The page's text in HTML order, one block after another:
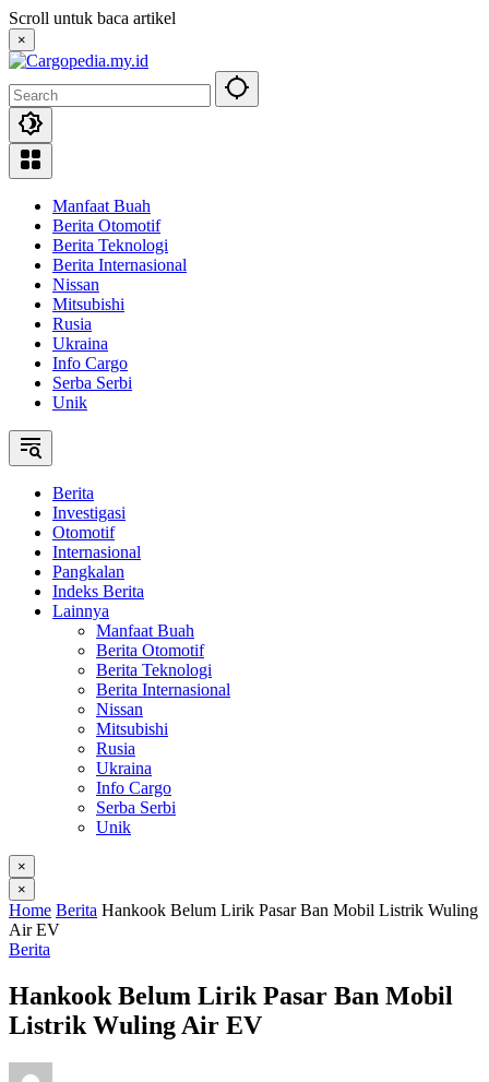
Skip
to
content
Scroll untuk baca artikel
×
Manfaat Buah
Berita Otomotif
Berita Teknologi
Berita Internasional
Nissan
Mitsubishi
Rusia
Ukraina
Info Cargo
Serba Serbi
Unik
Berita
Investigasi
Otomotif
Internasional
Pangkalan
Indeks Berita
Lainnya
Manfaat Buah
Berita Otomotif
Berita Teknologi
Berita Internasional
Nissan
Mitsubishi
Rusia
Ukraina
Info Cargo
Serba Serbi
Unik
×
×
Home Berita Hankook Belum Lirik Pasar Ban Mobil Listrik Wuling
Air EV
Berita
Hankook Belum Lirik Pasar Ban Mobil
Listrik Wuling Air EV